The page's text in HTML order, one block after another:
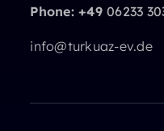
Phone: +4906233
info@turkuaz-ev.de